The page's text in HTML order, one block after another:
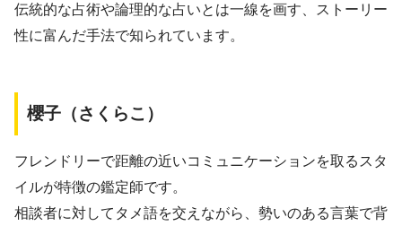
伝統的な占術や論理的な占いとは一線を画す、ストーリー
性に富んだ手法で知られています。
櫻子（さくらこ）
フレンドリーで距離の近いコミュニケーションを取るスタ
イルが特徴の鑑定師です。
相談者に対してタメ語を交えながら、勢いのある言葉で背